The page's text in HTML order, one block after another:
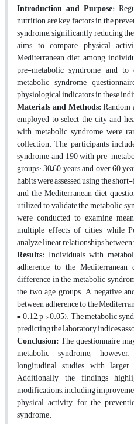
Introduction and Purpose:
nutrition are key factors in the
syndrome, significantly reducing
aims to compare physical
Mediterranean diet among
pre-metabolic syndrome, and
metabolic syndrome
physiological indicators in these
Materials and Methods:
employed to select the city and
with metabolic syndrome were
collection. The participants
syndrome and 190 with pre-
groups: 30–60 years and over 60
habits were assessed using the
and the Mediterranean diet
utilized to validate the metabolic
were conducted to examine
multiple effects of cities, while
analyze linear relationships
Results: Individuals with
adherence to the
difference in the metabolic
the two age groups. A negative
between adherence to the
= 0.12, p > 0.05). The metabolic
predicting the laboratory indices
Conclusion:The questionnaire
metabolic syndrome;
longitudinal studies with larger
Additionally, the findings
modifications, including
physical activity, for the
syndrome.